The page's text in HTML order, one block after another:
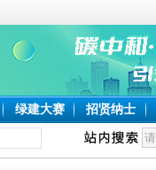
绿建大赛 招贤纳士